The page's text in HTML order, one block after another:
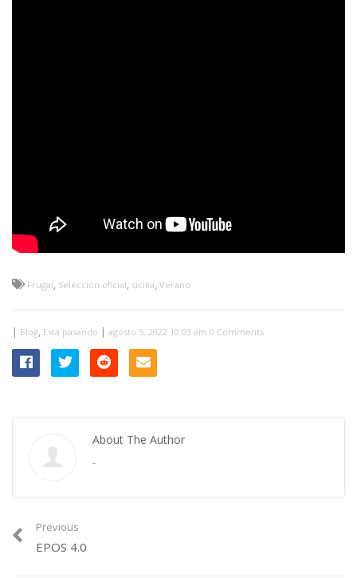
Frugal, Selección oficial, sicilia, Verano
| Blog, Está pasando | agosto 5, 2022 10:03 am 0 Comments
About The Author
-
Previous
EPOS 4.0